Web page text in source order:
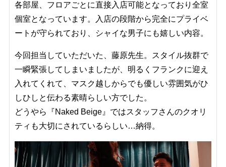
各部屋、フロアごとに直接入店可能となっており全室
個室となっています。入店の段階から完全にプライベ
ートが守られており、シャイな男子にも嬉しい内容。
今回担当していただいた、藤原先生。スタイル抜群で
一瞬緊張してしまいましたが、明るくフランクに迎え
入れてくれて、マスク越しからでも優しい雰囲気がひ
しひしと伝わる素晴らしい方でした。
どうやら『Naked Beige』ではスタッフさんのクオリ
ティも大切にされているらしい…納得。